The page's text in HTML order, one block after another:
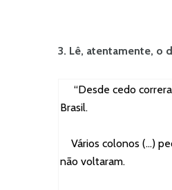
3. Lê, atentamente, o
“Desde cedo
Brasil.
Vários colonos (…)
não voltaram.